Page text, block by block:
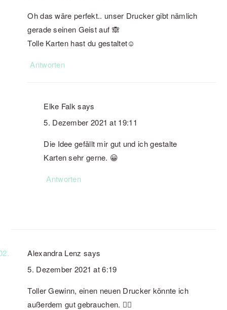
Oh das wäre perfekt.. unser Drucker gibt nämlich
gerade seinen Geist auf 🙈
Tolle Karten hast du gestaltet☺️
Antworten
Elke Falk says
5. Dezember 2021 at 19:11
Die Idee gefällt mir gut und ich gestalte
Karten sehr gerne. 😀
Antworten
Alexandra Lenz says
5. Dezember 2021 at 6:19
Toller Gewinn, einen neuen Drucker könnte ich
außerdem gut gebrauchen. 👍🏻